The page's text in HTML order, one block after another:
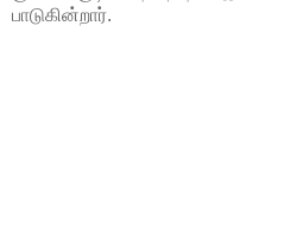
பாடுகின்றார்.